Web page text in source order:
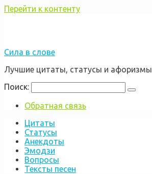
Перейти к контенту
Сила в слове
Лучшие цитаты, статусы и афоризмы
Поиск:
Обратная связь
Цитаты
Статусы
Анекдоты
Эмодзи
Вопросы
Тексты песен